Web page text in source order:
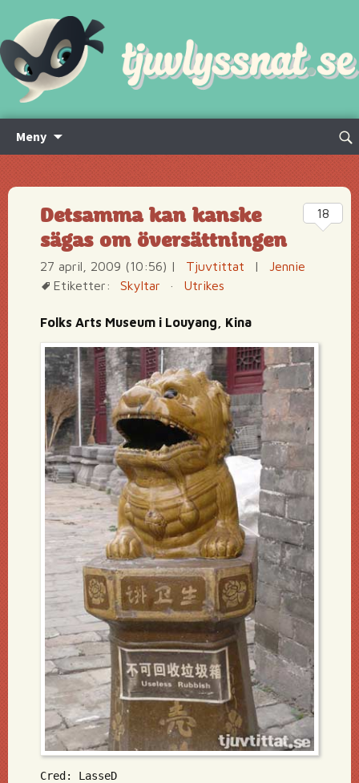
Meny
innehåll
Sök
Detsamma kan kanske
sägas om översättningen
27 april, 2009 (10:56) | Tjuvtittat |
Jennie
Etiketter:
Skyltar · Utrikes
Folks Arts Museum i Louyang, Kina
Cred: LasseD
18